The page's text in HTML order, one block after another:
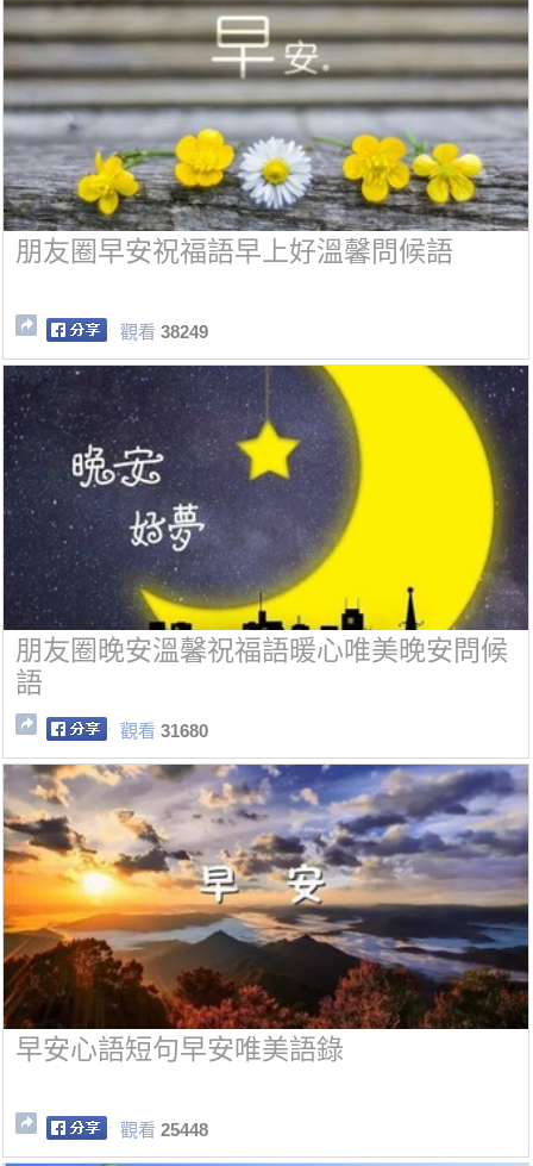
朋友圈早安祝福語早上好溫馨問候語
觀看 38249
朋友圈晚安溫馨祝福語暖心唯美晚安問候
語
觀看 31680
早安心語短句早安唯美語錄
觀看 25448